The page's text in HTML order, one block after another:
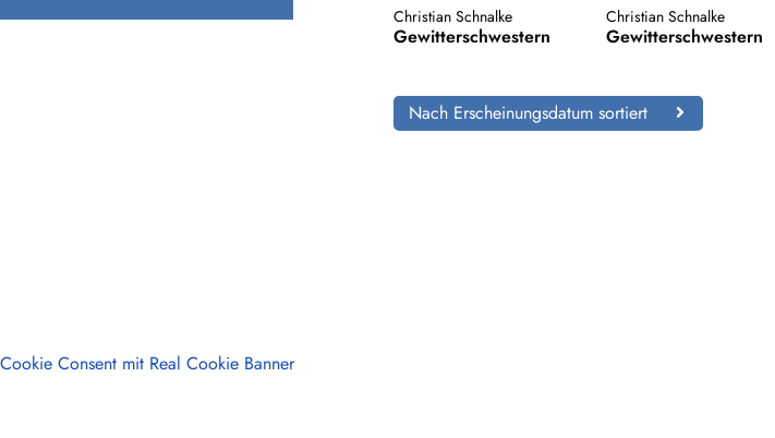
Christian Schnalke
Gewitterschwestern
Christian Schnalke
Gewitterschwestern
Nach Erscheinungsdatum sortiert
Cookie Consent mit Real Cookie Banner